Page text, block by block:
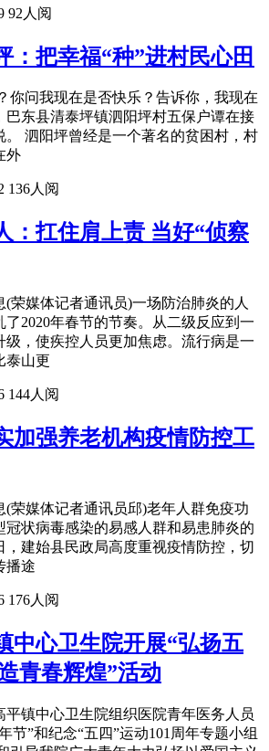
92人阅
：把幸福“种”进村民心田
你问我现在是否快乐？告诉你，我现在
巴东县清泰坪镇泗阳坪村五保户谭在接
。 泗阳坪曾经是一个著名的贫困村，村
外
136人阅
：扛住肩上责 当好“侦察
(荣媒体记者通讯员)一场防治肺炎的人
了2020年春节的节奏。从二级反应到一
级，使疾控人员更加焦虑。流行病是一
泰山更
144人阅
加强养老机构疫情防控工
(荣媒体记者通讯员邱)老年人群免疫功
冠状病毒感染的易感人群和易患肺炎的
，建始县民政局高度重视疫情防控，切
播途
176人阅
中心卫生院开展“弘扬五
青春辉煌”活动
平镇中心卫生院组织医院青年医务人员
节”和纪念“五四”运动101周年专题小组